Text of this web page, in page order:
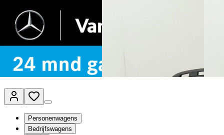
Van Mossel Automotive Group
Vestigingen
Werkplaatsplanner
Vacatures
Klantenservice
nl- Nederlands
Personenwagens
Bedrijfswagens